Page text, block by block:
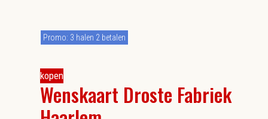
kopen
Wenskaart Droste Fabriek
Promo: 3 halen 2 betalen